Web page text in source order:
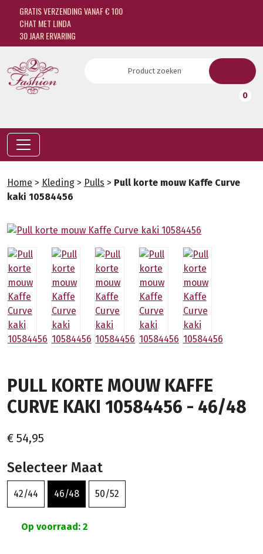
GRATIS VERZENDING VANAF € 100
CHAT MET LINDA
30 JAAR ERVARING
0
Home > Kleding > Pulls > Pull korte mouw Kaffe Curve
kaki 10584456
PULL KORTE MOUW KAFFE
CURVE KAKI 10584456 - 46/48
€ 54,95
Selecteer Maat
42/44 46/48 50/52
Op voorraad: 2